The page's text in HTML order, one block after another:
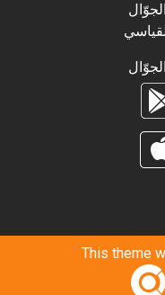
This theme